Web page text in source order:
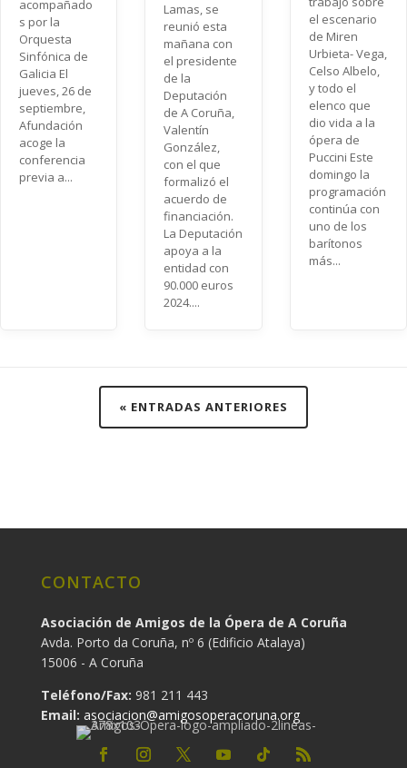
acompañado
s por la
Orquesta
Sinfónica de
Galicia El
jueves, 26 de
septiembre,
Afundación
acoge la
conferencia
previa a...
Lamas, se
reunió esta
mañana con
el presidente
de la
Deputación
de A Coruña,
Valentín
González,
con el que
formalizó el
acuerdo de
financiación.
La Deputación
apoya a la
entidad con
90.000 euros
2024....
el escenario
de Miren
Urbieta- Vega,
Celso Albelo,
y todo el
elenco que
dio vida a la
ópera de
Puccini Este
domingo la
programación
continúa con
uno de los
barítonos
más...
« ENTRADAS ANTERIORES
CONTACTO
Asociación de Amigos de la Ópera de A Coruña
Avda. Porto da Coruña, nº 6 (Edificio Atalaya)
15006 - A Coruña
Teléfono/Fax: 981 211 443
Email: asociacion@amigosoperacoruna.org